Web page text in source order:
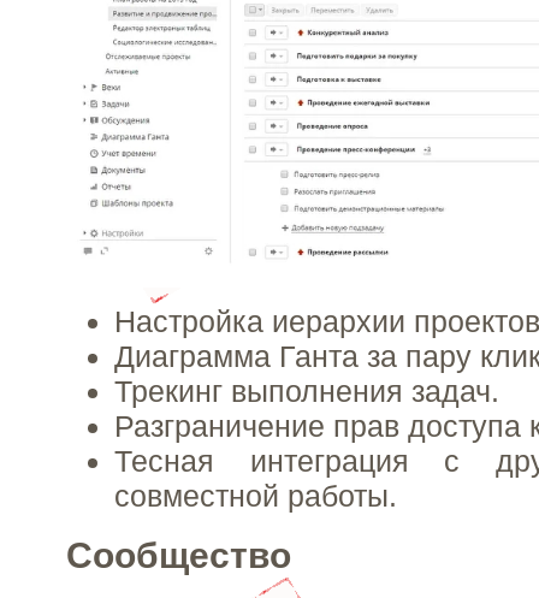
Настройка иерархии
Диаграмма Ганта за пару
Трекинг выполнения задач.
Разграничение прав доступа
Тесная интеграция с
совместной работы.
Сообщество